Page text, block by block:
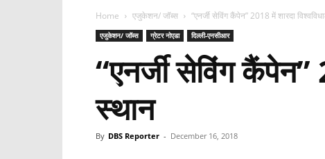
Home एजुकेशन/ जॉब्स “एनर्जी सेविंग कैंपेन” 2018 में शारदा
एजुकेशन/ जॉब्स ग्रेटर नोएडा दिल्ली-एनसीआर
“एनर्जी सेविंग
स्थान
By DBS Reporter - December 16, 2018